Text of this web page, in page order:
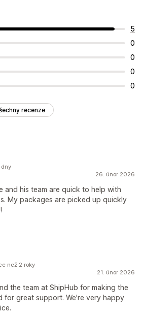
5
0
0
0
0
recenze
26. únor 2026
and his team are quick to help with
My packages are picked up quickly
dny
21. únor 2026
the team at ShipHub for making the
for great support. We're very happy
než 2 roky